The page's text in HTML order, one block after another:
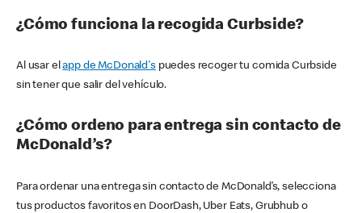
¿Cómo funciona la recogida Curbside?
Al usar elapp de McDonald'spuedes recoger tu comida Curbside
sin tener que salir del vehículo.
¿Cómo ordeno para entrega sin contacto de
McDonald’s?
Para ordenar una entrega sin contacto de McDonald’s, selecciona
tus productos favoritos en DoorDash, Uber Eats, Grubhub o